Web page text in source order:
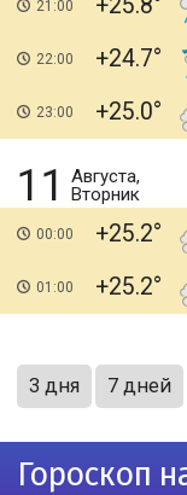
21:00
22:00 +24.7
23:00 +25.0
11
Августа,
Вторник
00:00 +25.2
01:00 +25.2
3 дня 7 дней
Гороскоп